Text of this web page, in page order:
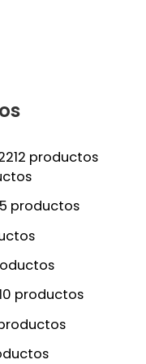
212 productos
5 productos
productos